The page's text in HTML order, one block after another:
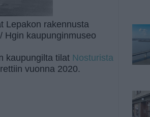
Lepakon rakennusta
Hgin kaupunginmuseo
kaupungilta tilat Nosturista
vuonna 2020.